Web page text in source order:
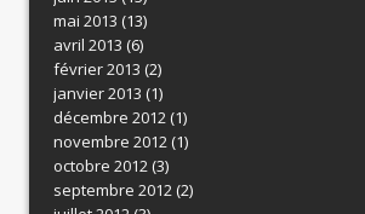
mai 2013 (13)
avril 2013 (6)
février 2013 (2)
janvier 2013 (1)
décembre 2012(1)
novembre 2012(1)
octobre 2012(3)
septembre 2012(2)